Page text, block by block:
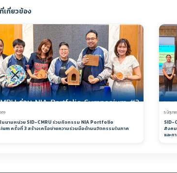
เกี่ยวข้อง
นนามหน่วย SID-CMRU ร่วมกิจกรรม NIA Portfolio
ครั้งที่ 3 สร้างเครือข่ายความร่วมมือด้านนวัตกรรมในภาค
5 มิถุนา
SID-
สังคม
และ